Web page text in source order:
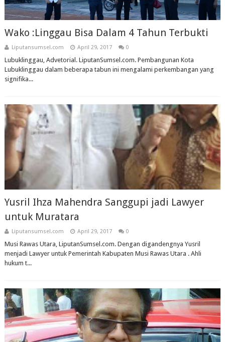
Wako :Linggau Bisa Dalam 4 Tahun Terbukti
Liputansumsel.com April 29, 2017 0
Lubuklinggau, Advetorial. LiputanSumsel.com. Pembangunan Kota
Lubuklinggau dalam beberapa tabun ini mengalami perkembangan yang
signifika...
Yusril Ihza Mahendra Sanggupi jadi Lawyer
untuk Muratara
Liputansumsel.com April 29, 2017 0
Musi Rawas Utara, LiputanSumsel.com. Dengan digandengnya Yusril
menjadi Lawyer untuk Pemerintah Kabupaten Musi Rawas Utara . Ahli
hukum t...